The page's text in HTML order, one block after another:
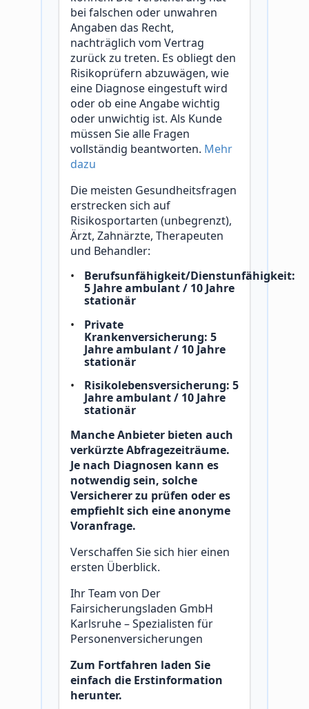
bei falschen oder unwahren
Angaben das Recht,
nachträglich vom Vertrag
zurück zu treten. Es obliegt den
Risikoprüfern abzuwägen, wie
eine Diagnose eingestuft wird
oder ob eine Angabe wichtig
oder unwichtig ist. Als Kunde
müssen Sie alle Fragen
vollständig beantworten. Mehr
dazu
Die meisten Gesundheitsfragen
erstrecken sich auf
Risikosportarten (unbegrenzt),
Ärzt, Zahnärzte, Therapeuten
und Behandler:
Berufsunfähigkeit/Dienstunfähigkeit:
5 Jahre ambulant / 10 Jahre
stationär
Private
Krankenversicherung: 5
Jahre ambulant / 10 Jahre
stationär
Risikolebensversicherung: 5
Jahre ambulant / 10 Jahre
stationär
Manche Anbieter bieten auch
verkürzte Abfragezeiträume.
Je nach Diagnosen kann es
notwendig sein, solche
Versicherer zu prüfen oder es
empfiehlt sich eine anonyme
Voranfrage.
Verschaffen Sie sich hier einen
ersten Überblick.
Ihr Team von Der
Fairsicherungsladen GmbH
Karlsruhe – Spezialisten für
Personenversicherungen
Zum Fortfahren laden Sie
einfach die Erstinformation
herunter.